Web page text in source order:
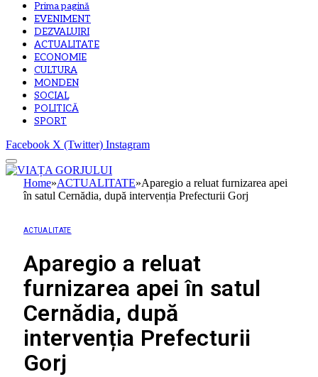
Prima pagină
EVENIMENT
DEZVALUIRI
ACTUALITATE
ECONOMIE
CULTURA
MONDEN
SOCIAL
POLITICĂ
SPORT
Facebook X (Twitter) Instagram
Home»ACTUALITATE»Aparegio a reluat furnizarea apei
în satul Cernădia, după intervenția Prefecturii Gorj
ACTUALITATE
Aparegio a reluat
furnizarea apei în satul
Cernădia, după
intervenția Prefecturii
Gorj